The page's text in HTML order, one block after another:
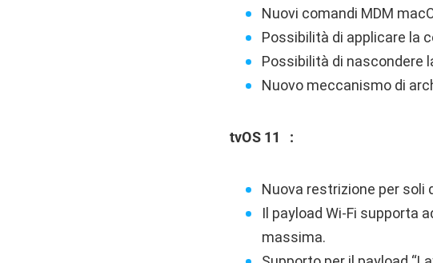
Nuovi comandi MDM
Possibilità di applicare la
Possibilità di nascondere
Nuovo meccanismo di
tvOS 11 :
Nuova restrizione per soli
Il payload Wi-Fi supporta
massima.